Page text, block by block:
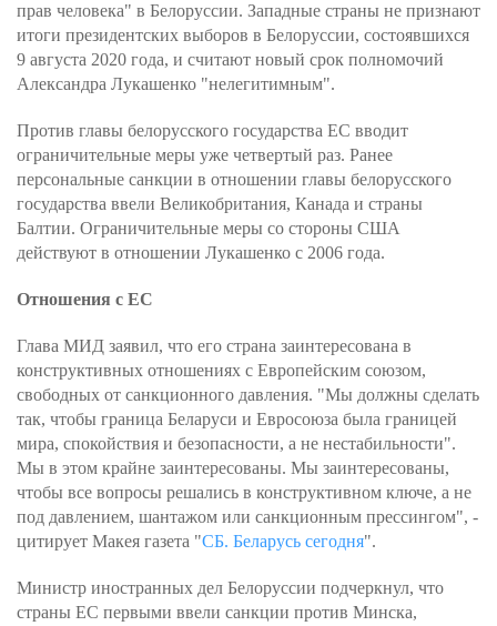
прав человека" в Белоруссии. Западные страны не признают
итоги президентских выборов в Белоруссии, состоявшихся
9 августа 2020 года, и считают новый срок полномочий
Александра Лукашенко "нелегитимным".
Против главы белорусского государства ЕС вводит
ограничительные меры уже четвертый раз. Ранее
персональные санкции в отношении главы белорусского
государства ввели Великобритания, Канада и страны
Балтии. Ограничительные меры со стороны США
действуют в отношении Лукашенко с 2006 года.
Отношения с ЕС
Глава МИД заявил, что его страна заинтересована в
конструктивных отношениях с Европейским союзом,
свободных от санкционного давления. "Мы должны сделать
так, чтобы граница Беларуси и Евросоюза была границей
мира, спокойствия и безопасности, а не нестабильности".
Мы в этом крайне заинтересованы. Мы заинтересованы,
чтобы все вопросы решались в конструктивном ключе, а не
под давлением, шантажом или санкционным прессингом", -
цитирует Макея газета "СБ. Беларусь сегодня".
Министр иностранных дел Белоруссии подчеркнул, что
страны ЕС первыми ввели санкции против Минска,